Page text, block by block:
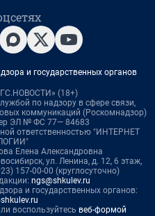
и государственных органов
(18+)
по надзору в сфере связи,
коммуникаций (Роскомнадзор)
ЭЛ № ФС 77— 84683
ответственностью "ИНТЕРНЕТ
Елена Александровна
ул. Ленина, д. 12, 6 этаж,
157-00-00 (круглосуточно)
ngs@shkulev.ru
и государственных органов:
воспользуйтесь веб-формой